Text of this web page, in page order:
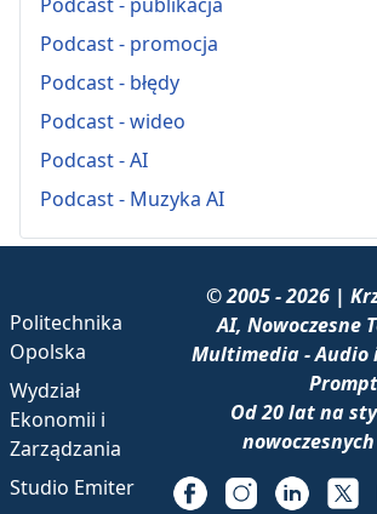
Podcast - promocja
Podcast - błędy
Podcast - wideo
Podcast - AI
Podcast - Muzyka AI
Politechnika
Opolska
Wydział
Ekonomii i
Zarządzania
Studio Emiter
© 2005 - 2026 |
AI, Nowoczesne
Multimedia - Audio
Od 20 lat na